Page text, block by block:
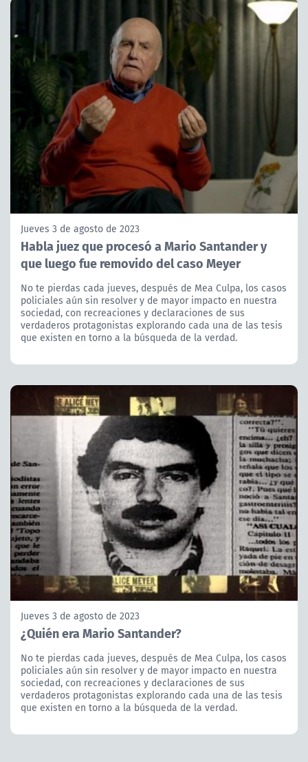
Jueves 3 de agosto de 2023
Habla juez que procesó a Mario Santander y
que luego fue removido del caso Meyer
No te pierdas cada jueves, después de Mea Culpa, los casos
policiales aún sin resolver y de mayor impacto en nuestra
sociedad, con recreaciones y declaraciones de sus
verdaderos protagonistas explorando cada una de las tesis
que existen en torno a la búsqueda de la verdad.
Jueves 3 de agosto de 2023
¿Quién era Mario Santander?
No te pierdas cada jueves, después de Mea Culpa, los casos
policiales aún sin resolver y de mayor impacto en nuestra
sociedad, con recreaciones y declaraciones de sus
verdaderos protagonistas explorando cada una de las tesis
que existen en torno a la búsqueda de la verdad.